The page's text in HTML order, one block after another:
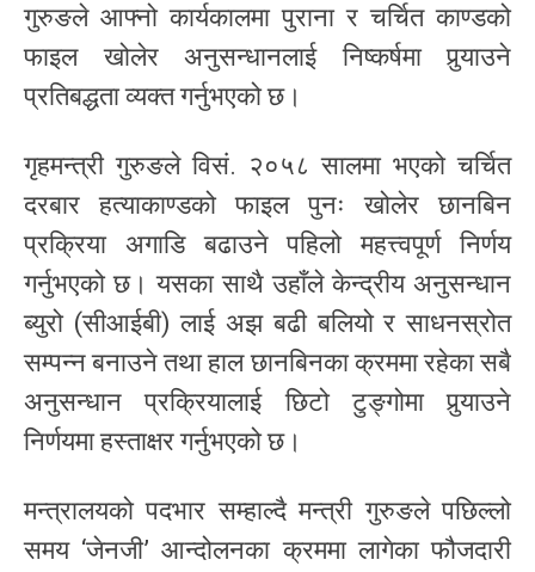
गुरुङले आफ्नो कार्यकालमा पुराना र चर्चित काण्डको
फाइल खोलेर अनुसन्धानलाई निष्कर्षमा पुर्‍याउने
प्रतिबद्धता व्यक्त गर्नुभएको छ।
गृहमन्त्री गुरुङले विसं. २०५८ सालमा भएको चर्चित
दरबार हत्याकाण्डको फाइल पुनः खोलेर छानबिन
प्रक्रिया अगाडि बढाउने पहिलो महत्त्वपूर्ण निर्णय
गर्नुभएको छ। यसका साथै उहाँले केन्द्रीय अनुसन्धान
ब्युरो (सीआईबी) लाई अझ बढी बलियो र साधनस्रोत
सम्पन्न बनाउने तथा हाल छानबिनका क्रममा रहेका सबै
अनुसन्धान प्रक्रियालाई छिटो टुङ्गोमा पुर्‍याउने
निर्णयमा हस्ताक्षर गर्नुभएको छ।
मन्त्रालयको पदभार सम्हाल्दै मन्त्री गुरुङले पछिल्लो
समय ‘जेनजी’ आन्दोलनका क्रममा लागेका फौजदारी